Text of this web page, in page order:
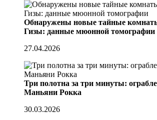
Обнаружены новые тайные
Гизы: данные мюонной томографии
27.04.2026
Три полотна за три минуты:
Маньяни Рокка
30.03.2026